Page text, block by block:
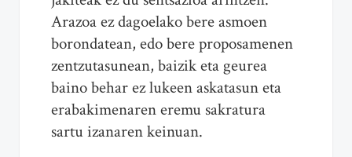
Arazoa ez dagoelako bere asmoen
borondatean, edo bere proposamenen
zentzutasunean, baizik eta geurea
baino behar ez lukeen askatasun eta
erabakimenaren eremu sakratura
sartu izanaren keinuan.